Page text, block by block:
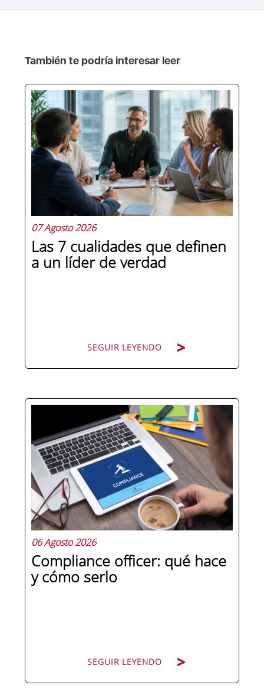
También te podría interesar leer
07 Agosto 2026
Las 7 cualidades que definen
a un líder de verdad
SEGUIR LEYENDO
Hay personas que ocupan puestos de
dirección y hay personas que lideran.
La diferencia no está en el cargo ni en
la antigüedad, sino en un conjunto de
competencias que se pueden
aprender, practicar y medir. Si te
preguntas qué separa a un directivo...
06 Agosto 2026
Compliance officer: qué hace
y cómo serlo
SEGUIR LEYENDO